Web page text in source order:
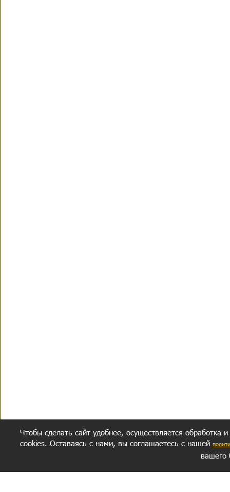
Чтобы сделать сайт удобнее, осуществляется обработка
cookies. Оставаясь с нами, вы соглашаетесь с нашей
вашего